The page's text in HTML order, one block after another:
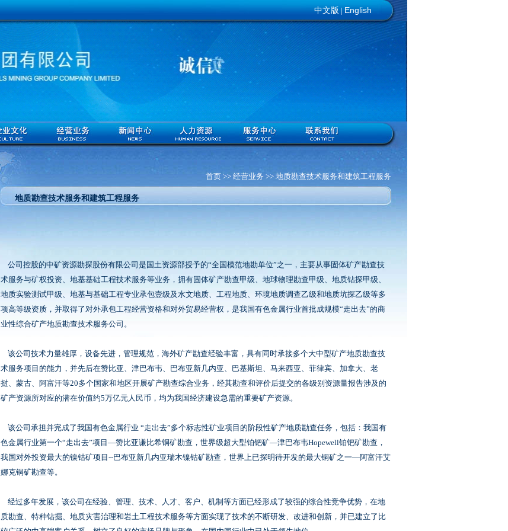
中文版|English
首页 >> 经营业务 >> 地质勘查技术服务和建筑工程服务
地质勘查技术服务和建筑工程服务
公司控股的中矿资源勘探股份有限公司是国土资源部授予的“全国模范地勘单位”之一，主要从事固体矿产勘查技
术服务与矿权投资、地基基础工程技术服务等业务，拥有固体矿产勘查甲级、地球物理勘查甲级、地质钻探甲级、
地质实验测试甲级、地基与基础工程专业承包壹级及水文地质、工程地质、环境地质调查乙级和地质坑探乙级等多
项高等级资质，并取得了对外承包工程经营资格和对外贸易经营权，是我国有色金属行业首批成规模“走出去”的商
业性综合矿产地质勘查技术服务公司。
该公司技术力量雄厚，设备先进，管理规范，海外矿产勘查经验丰富，具有同时承接多个大中型矿产地质勘查技
术服务项目的能力，并先后在赞比亚、津巴布韦、巴布亚新几内亚、巴基斯坦、马来西亚、菲律宾、加拿大、老
挝、蒙古、阿富汗等20多个国家和地区开展矿产勘查综合业务，经其勘查和评价后提交的各级别资源量报告涉及的
矿产资源所对应的潜在价值约5万亿元人民币，均为我国经济建设急需的重要矿产资源。
该公司承担并完成了我国有色金属行业 “走出去”多个标志性矿业项目的阶段性矿产地质勘查任务，包括：我国有
色金属行业第一个“走出去”项目—赞比亚谦比希铜矿勘查，世界级超大型铂钯矿—津巴布韦Hopewell铂钯矿勘查，
我国对外投资最大的镍钴矿项目--巴布亚新几内亚瑞木镍钴矿勘查，世界上已探明待开发的最大铜矿之一—阿富汗艾
娜克铜矿勘查等。
经过多年发展，该公司在经验、管理、技术、人才、客户、机制等方面已经形成了较强的综合性竞争优势，在地
质勘查、特种钻掘、地质灾害治理和岩土工程技术服务等方面实现了技术的不断研发、改进和创新，并已建立了比